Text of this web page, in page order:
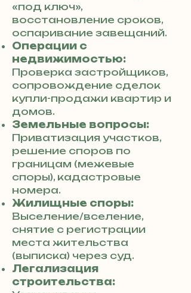
«под ключ»,
восстановление сроков,
оспаривание завещаний.
Операции с
недвижимостью:
Проверка застройщиков,
сопровождение сделок
купли-продажи квартир и
домов.
Земельные вопросы:
Приватизация участков,
решение споров по
границам (межевые
споры), кадастровые
номера.
Жилищные споры:
Выселение/вселение,
снятие с регистрации
места жительства
(выписка) через суд.
Легализация
строительства: